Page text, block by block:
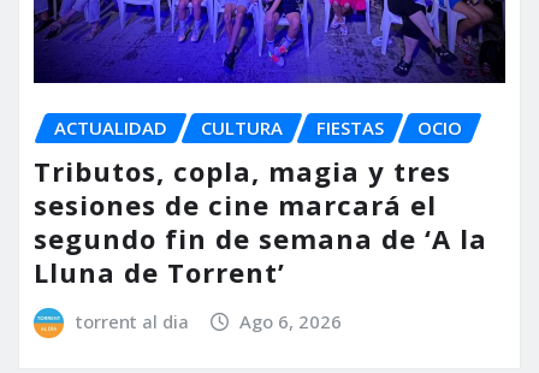
ACTUALIDAD CULTURA FIESTAS OCIO
Tributos, copla, magia y tres
sesiones de cine marcará el
segundo fin de semana de ‘A la
Lluna de Torrent’
torrent al dia Ago 6, 2026